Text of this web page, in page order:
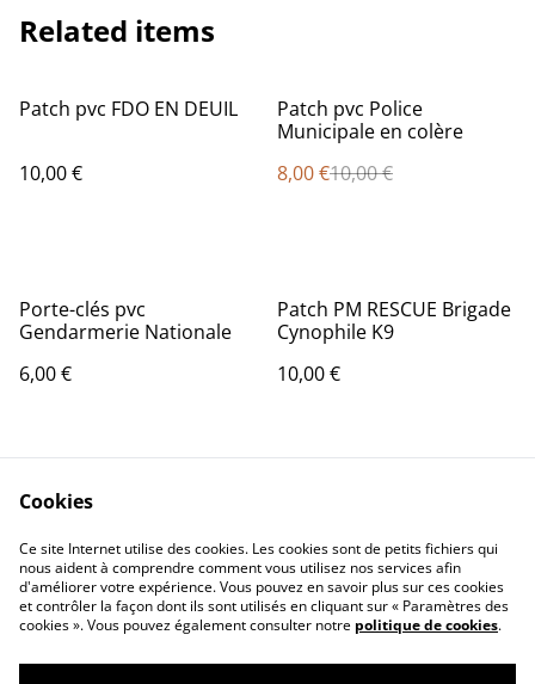
Related items
Patch pvc FDO EN DEUIL
10,00 €
%
Patch pvc Police
Municipale en colère
8,00 €10,00 €
Porte-clés pvc
Gendarmerie Nationale
6,00 €
Patch PM RESCUE Brigade
Cynophile K9
10,00 €
Contact Us
Legal Terms
Privacy Policy
Cookie Policy
Cookies
Ce site Internet utilise des cookies. Les cookies sont de petits fichiers qui
nous aident à comprendre comment vous utilisez nos services afin
d'améliorer votre expérience. Vous pouvez en savoir plus sur ces cookies
et contrôler la façon dont ils sont utilisés en cliquant sur « Paramètres des
cookies ». Vous pouvez également consulter notre politique de cookies.